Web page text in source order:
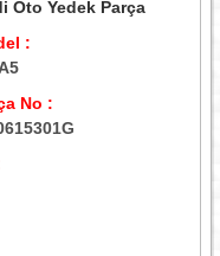
Oto Yedek Parça
:
No :